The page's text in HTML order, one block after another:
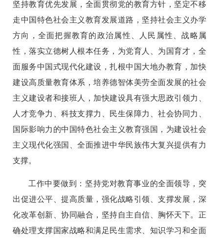
坚持教育优先发展，全面贯彻党的教育方针，坚定不移
走中国特色社会主义教育发展道路，坚持社会主义办学
方向，全面把握教育的政治属性、人民属性、战略属
性，落实立德树人根本任务，为党育人、为国育才，全
面服务中国式现代化建设，扎根中国大地办教育，加快
建设高质量教育体系，培养德智体美劳全面发展的社会
主义建设者和接班人，加快建设具有强大思政引领力、
人才竞争力、科技支撑力、民生保障力、社会协同力、
国际影响力的中国特色社会主义教育强国，为建设社会
主义现代化强国、全面推进中华民族伟大复兴提供有力
支撑。
工作中要做到：坚持党对教育事业的全面领导，突
出促进公平、提高质量，强化战略引领、支撑发展，深
化改革创新、协同融合，坚持自主自信、胸怀天下。正
确处理支撑国家战略和满足民生需求、知识学习和全面